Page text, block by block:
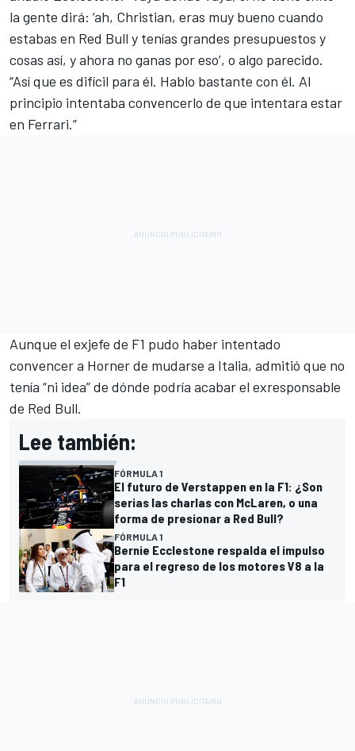
la gente dirá: ‘ah, Christian, eras muy bueno cuando
estabas en Red Bull y tenías grandes presupuestos y
cosas así, y ahora no ganas por eso’, o algo parecido.
“Así que es difícil para él. Hablo bastante con él. Al
principio intentaba convencerlo de que intentara estar
en Ferrari.”
Aunque el exjefe de F1 pudo haber intentado
convencer a Horner de mudarse a Italia, admitió que no
tenía “ni idea” de dónde podría acabar el exresponsable
de Red Bull.
Lee también:
FÓRMULA 1
El futuro de Verstappen en la F1: ¿Son
serias las charlas con McLaren, o una
forma de presionar a Red Bull?
FÓRMULA 1
Bernie Ecclestone respalda el impulso
para el regreso de los motores V8 a la
F1